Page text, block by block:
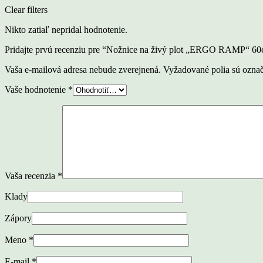
Clear filters
Nikto zatiaľ nepridal hodnotenie.
Pridajte prvú recenziu pre “Nožnice na živý plot „ERGO RAMP“
Vaša e-mailová adresa nebude zverejnená. Vyžadované polia sú
Vaše hodnotenie *
Vaša recenzia *
Klady
Zápory
Meno *